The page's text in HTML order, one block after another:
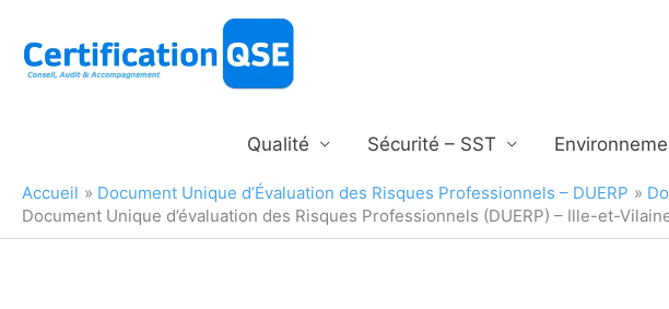
contenu
Qualité Sécurité – SST
Accueil Document Unique d’Évaluation des Risques Professionnels – DUERP
Document Unique d’évaluation des Risques Professionnels (DUERP) – Ille-et-